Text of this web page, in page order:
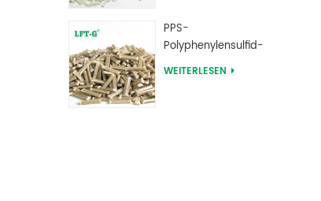
PPS-
Polyphenylensulfid-
Langglasfaser-
WEITERLESEN